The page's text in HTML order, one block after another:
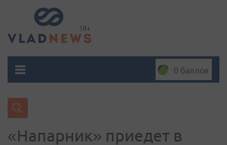
0 баллов
«Напарник» приедет в